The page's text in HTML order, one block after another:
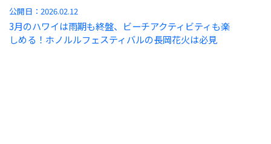
公開日：2026.02.12
3月のハワイは雨期も終盤、ビーチアクティビティも楽
しめる！ホノルルフェスティバルの長岡花火は必見